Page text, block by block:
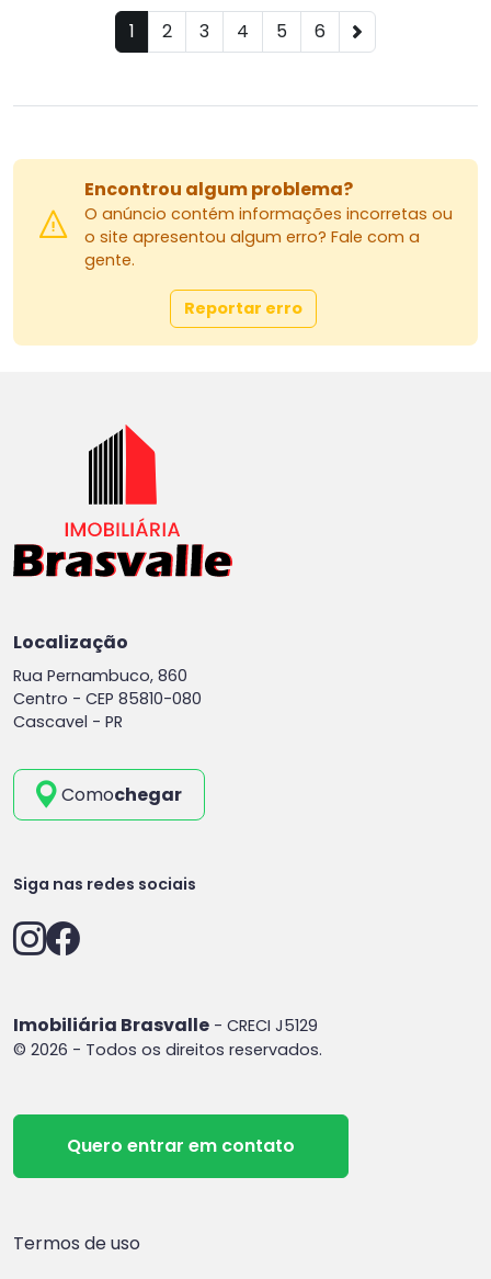
1 2 3 4 5 6
Encontrou algum problema?
O anúncio contém informações incorretas ou
o site apresentou algum erro? Fale com a
gente.
Reportar erro
Localização
Rua Pernambuco, 860
Centro - CEP 85810-080
Cascavel - PR
Comochegar
Siga nas redes sociais
Imobiliária Brasvalle - CRECI J5129
© 2026 - Todos os direitos reservados.
Quero entrar em contato
Termos de uso